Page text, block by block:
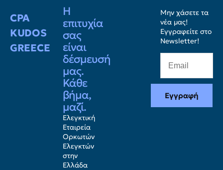
CPA
KUDOS
GREECE
Η
επιτυχία
σας
είναι
δέσμευσή
μας.
Κάθε
βήμα,
μαζί.
Ελεγκτική
Εταιρεία
Ορκωτών
Ελεγκτών
στην
Ελλάδα
Μην χάσετε τα
νέα μας!
Εγγραφείτε στο
Newsletter!
Εγγραφή